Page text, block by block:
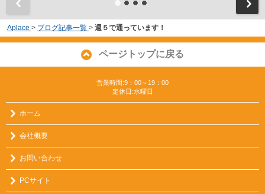
Aplace > ブログ記事一覧 > 週５で通っています！
ページトップに戻る
営業時間:9：00～19：00
定休日:水曜日
ホーム
会社概要
お問い合わせ
PCサイト